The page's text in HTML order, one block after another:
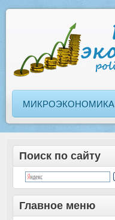
МИКРОЭКОНОМИКА
Поиск по сайту
Главное меню